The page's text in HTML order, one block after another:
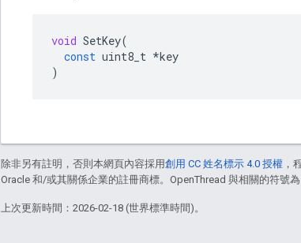
void SetKey(
const uint8_t *key
)
除非另有註明，否則本網頁內容採用創用 CC 姓名標示 4.0 授權 ，
Oracle 和/或其關係企業的註冊商標。OpenThread 與相關的符號
上次更新時間：2026-02-18 (世界標準時間)。